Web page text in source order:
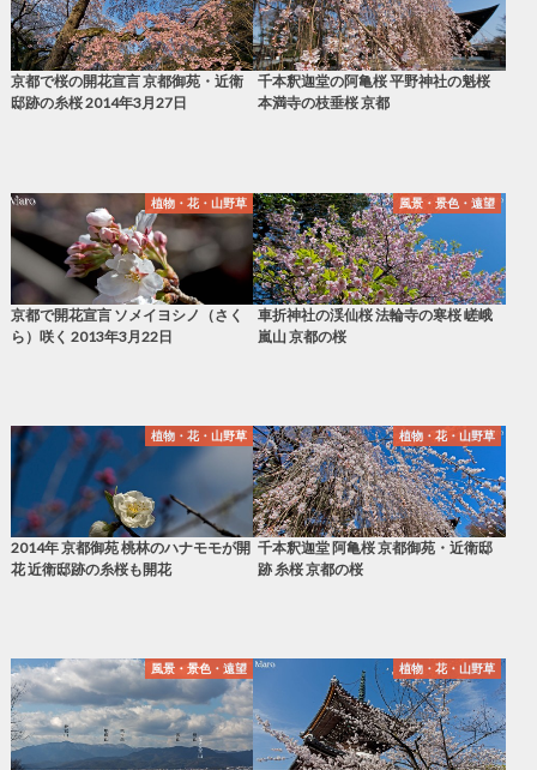
京都で桜の開花宣言 京都御苑・近衛
邸跡の糸桜 2014年3月27日
千本釈迦堂の阿亀桜 平野神社の魁桜
本満寺の枝垂桜 京都
植物・花・山野草
京都で開花宣言 ソメイヨシノ（さく
ら）咲く 2013年3月22日
風景・景色・遠望
車折神社の渓仙桜 法輪寺の寒桜 嵯峨
嵐山 京都の桜
植物・花・山野草
2014年 京都御苑 桃林のハナモモが開
花 近衛邸跡の糸桜も開花
植物・花・山野草
千本釈迦堂 阿亀桜 京都御苑・近衛邸
跡 糸桜 京都の桜
風景・景色・遠望 植物・花・山野草